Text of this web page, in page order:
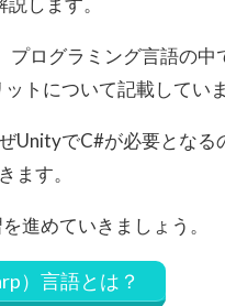
プログラミング言語の
トについて記載していま
UnityでC#が必要となる
ます。
進めていきましょう。
）言語とは？